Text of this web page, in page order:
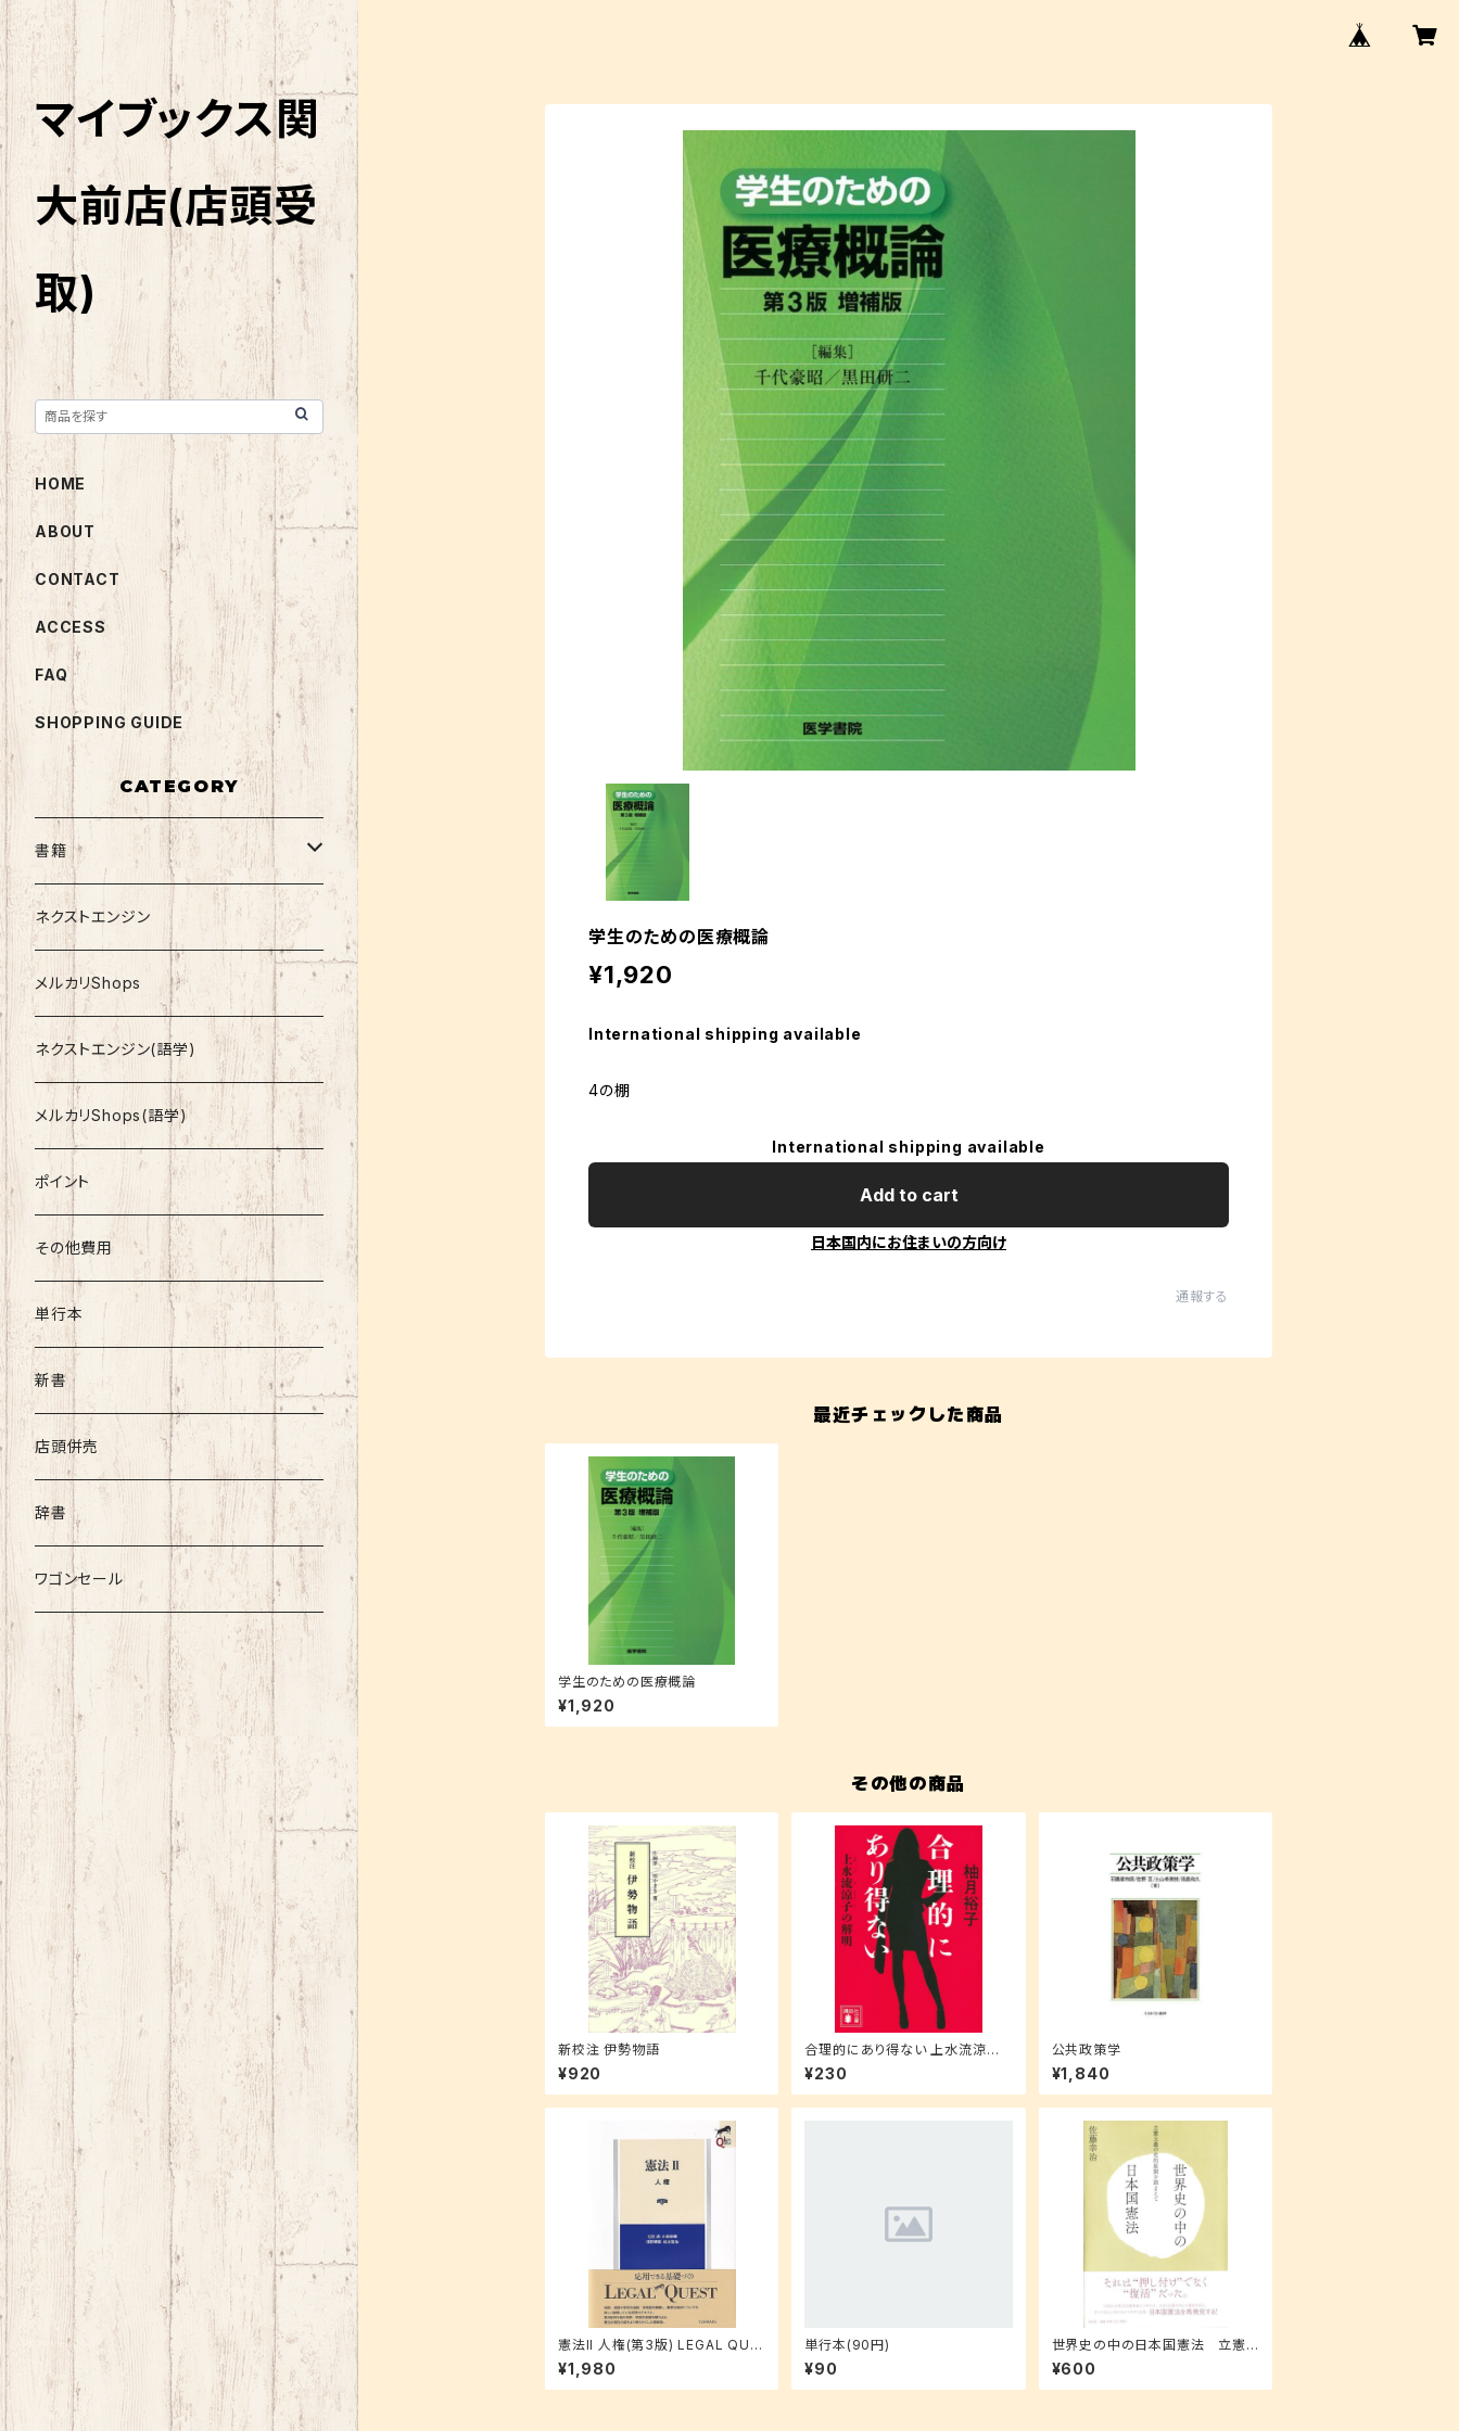
学生のための医療概論
¥1,920
International shipping available
4の棚
International shipping available
Add to cart
日本国内にお住まいの方向け
通報する
最近チェックした商品
学生のための医療概論
¥1,920
その他の商品
新校注 伊勢物語
¥920
合理的にあり得ない 上水流涼子
の解明 (講談社文庫 ゆ 9-1)
¥230
公共政策学
¥1,840
憲法II 人権(第3版) LEGAL QUE
ST
¥1,980
単行本(90円)
¥90
世界史の中の日本国憲法 立憲
主義の史的展開を踏まえて
¥600
マイブックス関
大前店(店頭受
取)
HOME
ABOUT
CONTACT
ACCESS
FAQ
SHOPPING GUIDE
CATEGORY
書籍
関西大学テキスト
就活
資格
コミック
文庫
その他書籍
書籍以外
ネクストエンジン
メルカリShops
ネクストエンジン(語学)
メルカリShops(語学)
ポイント
その他費用
単行本
新書
店頭併売
辞書
ワゴンセール